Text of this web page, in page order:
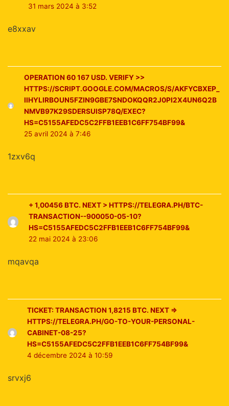
31 mars 2024 à 3:52
e8xxav
OPERATION 60 167 USD. VERIFY >>
HTTPS://SCRIPT.GOOGLE.COM/MACROS/S/AKFYCBXEP_
IIHYLIRBOUN5FZIN9GBE7SNDOKQQR2J0PI2X4UN6Q2B
NMVB97K29SDERSUISP78Q/EXEC?
HS=C5155AFEDC5C2FFB1EEB1C6FF754BF99&
25 avril 2024 à 7:46
1zxv6q
+ 1,00456 ВТС. NЕХT > HTTPS://TELEGRA.PH/BTC-
TRANSACTION--900050-05-10?
HS=C5155AFEDC5C2FFB1EEB1C6FF754BF99&
22 mai 2024 à 23:06
mqavqa
TICKET: TRANSACTION 1,8215 BTC. NEXT =>
HTTPS://TELEGRA.PH/GO-TO-YOUR-PERSONAL-
CABINET-08-25?
HS=C5155AFEDC5C2FFB1EEB1C6FF754BF99&
4 décembre 2024 à 10:59
srvxj6